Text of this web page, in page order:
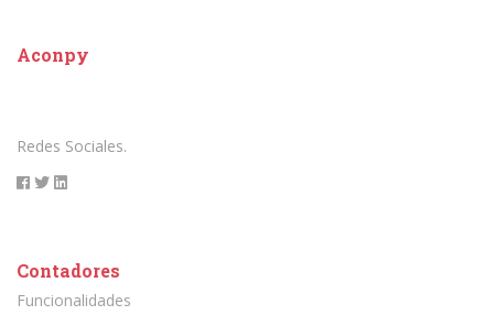
Aconpy
Redes Sociales.
Contadores
Funcionalidades